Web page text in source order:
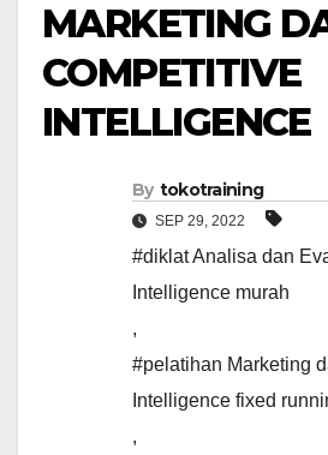
MARKETING
COMPETITIVE
INTELLIGENCE
By tokotraining
SEP 29, 2022
#diklat Analisa dan
Intelligence murah
,
#pelatihan Marketing
Intelligence fixed
,